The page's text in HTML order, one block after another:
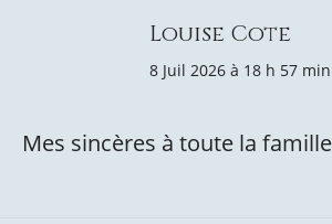
Louise Cote
8 Juil 2026 à 18 h 57 min
Mes sincères à toute la famille